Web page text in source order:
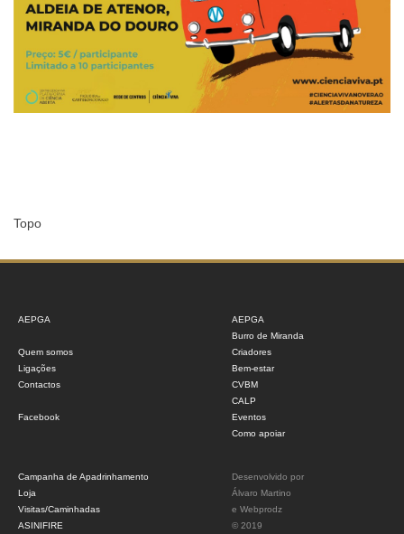
Topo
AEPGA
Quem somos
Ligações
Contactos
Facebook
AEPGA
Burro de Miranda
Criadores
Bem-estar
CVBM
CALP
Eventos
Como apoiar
Campanha de Apadrinhamento
Loja
Visitas/Caminhadas
ASINIFIRE
Desenvolvido por
Álvaro Martino
e Webprodz
© 2019